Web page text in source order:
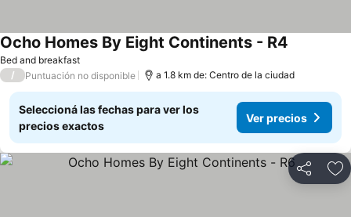
Bed and breakfast
Ocho Homes By Eight Continents - R4
/ Puntuación no disponible a 1.8 km de: Centro de la ciudad
Seleccioná las fechas para ver los
precios exactos
Ver precios
Compartir